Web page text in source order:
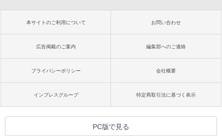
本サイトのご利用について お問い合わせ
広告掲載のご案内 編集部へのご連絡
プライバシーポリシー 会社概要
インプレスグループ 特定商取引法に基づく表示
PC版で見る